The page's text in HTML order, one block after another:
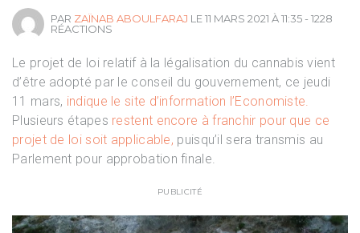
PAR ZAÏNAB ABOULFARAJ LE 11 MARS 2021 À 11:35 - 1228
RÉACTIONS
Le projet de loi relatif à la légalisation du cannabis vient
d’être adopté par le conseil du gouvernement, ce jeudi
11 mars, indique le site d’information l’Economiste.
Plusieurs étapes restent encore à franchir pour que ce
projet de loi soit applicable, puisqu’il sera transmis au
Parlement pour approbation finale.
PUBLICITÉ